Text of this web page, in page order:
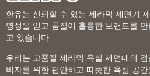
한유는 신뢰할 수 있는 세라믹 세면기
명성을 얻고 품질이 훌륭한 브랜드를
고 있습니다.
우리는 고품질 세라믹 욕실 세면대의
비자를 위한 편안하고 따뜻한 욕실 공